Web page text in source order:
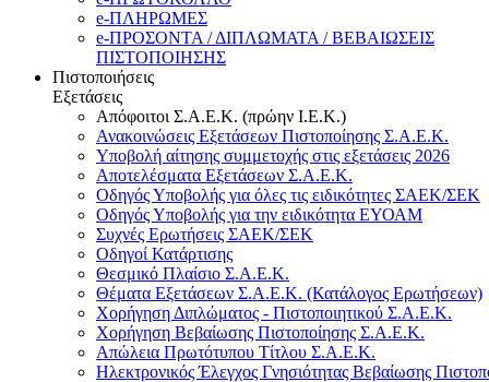
e-ΠΛΗΡΩΜΕΣ
e-ΠΡΟΣΟΝΤΑ / ΔΙΠΛΩΜΑΤΑ / ΒΕΒΑΙΩΣΕΙΣ
ΠΙΣΤΟΠΟΙΗΣΗΣ
Πιστοποιήσεις
Εξετάσεις
Απόφοιτοι Σ.Α.Ε.Κ. (πρώην Ι.Ε.Κ.)
Ανακοινώσεις Εξετάσεων Πιστοποίησης Σ.Α.Ε.Κ.
Υποβολή αίτησης συμμετοχής στις εξετάσεις 2026
Αποτελέσματα Εξετάσεων Σ.Α.Ε.Κ.
Οδηγός Υποβολής για όλες τις ειδικότητες ΣΑΕΚ/ΣΕΚ
Οδηγός Υποβολής για την ειδικότητα ΕΥΟΑΜ
Συχνές Ερωτήσεις ΣΑΕΚ/ΣΕΚ
Οδηγοί Κατάρτισης
Θεσμικό Πλαίσιο Σ.Α.Ε.Κ.
Θέματα Εξετάσεων Σ.Α.Ε.Κ. (Κατάλογος Ερωτήσεων)
Χορήγηση Διπλώματος - Πιστοποιητικού Σ.Α.Ε.Κ.
Χορήγηση Βεβαίωσης Πιστοποίησης Σ.Α.Ε.Κ.
Απώλεια Πρωτότυπου Τίτλου Σ.Α.Ε.Κ.
Ηλεκτρονικός Έλεγχος Γνησιότητας Βεβαίωσης